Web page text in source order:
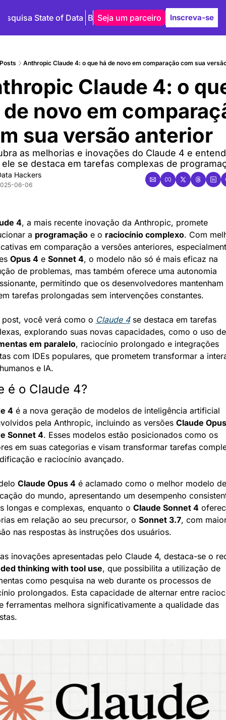
State of Data Blog Autores
Seja um parceiro Inscreva-se
Anthropic Claude 4: o que há de novo em comparação com sua
Claude 4: o
de novo em
sua versão anterior
as melhorias e inovações do Claude 4 e
se destaca em tarefas complexas de
Hackers
06-06
4, a mais recente inovação da Anthropic, promete
a programação e o raciocínio complexo. Com
em comparação a versões anteriores,
Opus 4 e Sonnet 4, o modelo não só é mais eficaz na
de problemas, mas também oferece uma autonomia
permitindo que os desenvolvedores mantenham
tarefas prolongadas sem intervenções constantes.
post, você verá como o Claude 4 se destaca em tarefas
em paralelo, raciocínio prolongado e integrações
com IDEs populares, que prometem transformar a
e IA.
é o Claude 4?
4 é a nova geração de modelos de inteligência artificial
pela Anthropic, incluindo as versões Claude
Sonnet 4. Esses modelos estão posicionados como os
em suas categorias e visam transformar tarefas
e raciocínio avançado.
Claude Opus 4 é aclamado como o melhor modelo de
do mundo, apresentando um desempenho
longas e complexas, enquanto o Claude Sonnet 4
em relação ao seu precursor, o Sonnet 3.7, com
nas respostas às instruções dos usuários.
thinking with tool use, que possibilita a utilização de
como pesquisa na web durante os processos de
prolongados. Esta capacidade de alternar entre
ferramentas melhora significativamente a qualidade das